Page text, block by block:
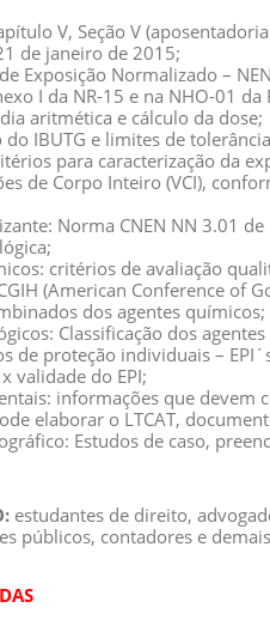
V, Seção V
de janeiro de 2015;
Exposição Normalizado –
I da NR-15 e na NHO-01
aritmética e cálculo da dose;
do IBUTG e limites de
para caracterização da
de Corpo Inteiro (VCI),
Norma CNEN NN 3.01
critérios de avaliação
(American Conference of
dos agentes químicos;
Classificação dos
de proteção individuais –
validade do EPI;
informações que devem
elaborar o LTCAT,
Estudos de caso,
estudantes de direito,
públicos, contadores e